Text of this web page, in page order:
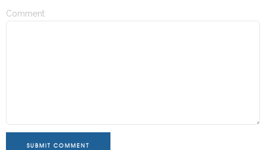
Comment
SUBMIT COMMENT